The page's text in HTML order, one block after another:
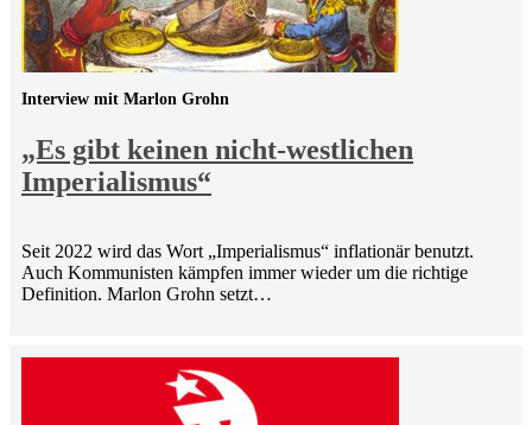
„Es gibt keinen nicht-westlichen
Imperialismus“
Interview mit Marlon Grohn
Seit 2022 wird das Wort „Imperialismus“ inflationär benutzt.
Auch Kommunisten kämpfen immer wieder um die richtige
Definition. Marlon Grohn setzt…